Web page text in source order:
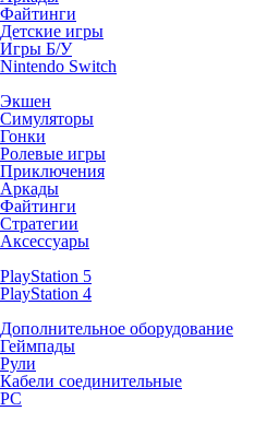
Файтинги
Детские игры
Игры Б/У
Nintendo Switch
Экшен
Симуляторы
Гонки
Ролевые игры
Приключения
Аркады
Файтинги
Стратегии
Аксессуары
PlayStation 5
PlayStation 4
Дополнительное оборудование
Геймпады
Рули
Кабели соединительные
PC